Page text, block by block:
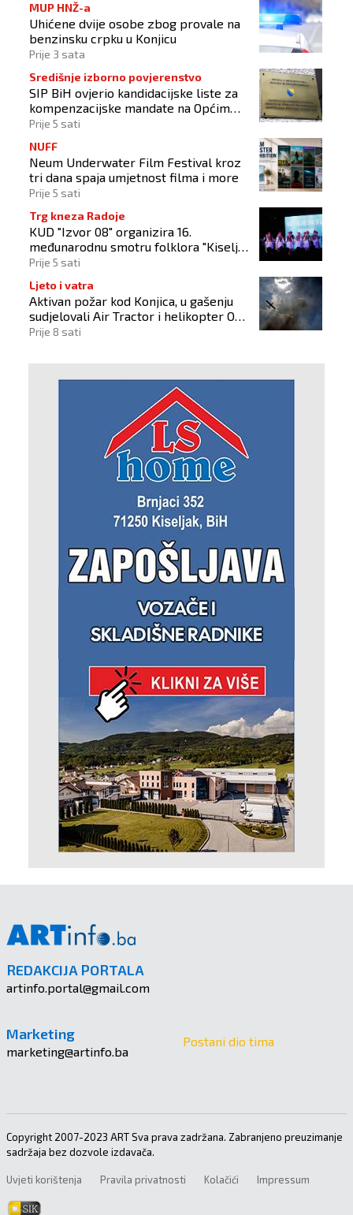
MUP HNŽ-a
Uhićene dvije osobe zbog provale na
benzinsku crpku u Konjicu
Prije 3 sata
Središnje izborno povjerenstvo
SIP BiH ovjerio kandidacijske liste za
kompenzacijske mandate na Općim
izborima 2026
Prije 5 sati
NUFF
Neum Underwater Film Festival kroz
tri dana spaja umjetnost filma i more
Prije 5 sati
Trg kneza Radoje
KUD "Izvor 08" organizira 16.
međunarodnu smotru folklora "Kiseljak
2026"
Prije 5 sati
Ljeto i vatra
Aktivan požar kod Konjica, u gašenju
sudjelovali Air Tractor i helikopter OS-
a BiH
Prije 8 sati
REDAKCIJA PORTALA
artinfo.portal@gmail.com
Marketing
marketing@artinfo.ba
Postani dio tima
Copyright 2007-2023 ART Sva prava zadržana. Zabranjeno preuzimanje
sadržaja bez dozvole izdavača.
Uvjeti korištenja Pravila privatnosti Kolačići Impressum